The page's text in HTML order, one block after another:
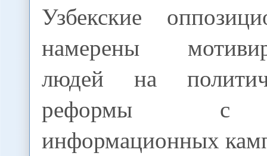
Узбекские
намерены
людей на
реформы с
информационных